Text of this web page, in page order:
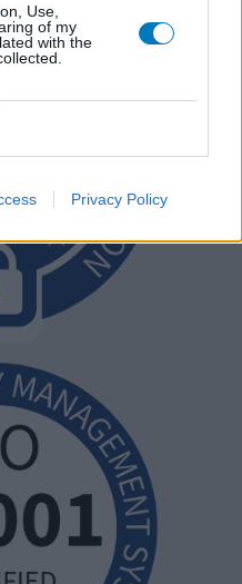
Use,
of my
with the
Privacy Policy